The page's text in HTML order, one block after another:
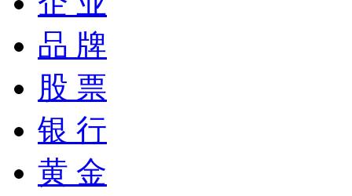
品 牌
股 票
银 行
黄 金